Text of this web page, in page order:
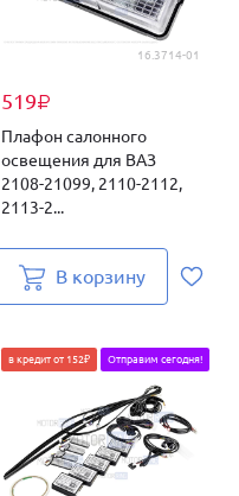
16.3714-01
519₽
Плафон салонного
освещения для ВАЗ
2108-21099, 2110-2112,
2113-2...
В корзину
в кредит от 152₽ Отправим сегодня!